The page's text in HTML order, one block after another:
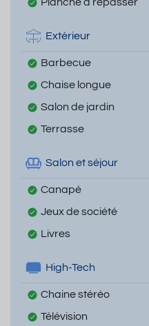
Extérieur
Barbecue
Chaise longue
Salon de jardin
Terrasse
Salon et séjour
Canapé
Jeux de société
Livres
High-Tech
Chaine stéréo
Télévision